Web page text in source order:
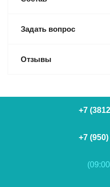
Задать вопрос
Отзывы
+7
+7